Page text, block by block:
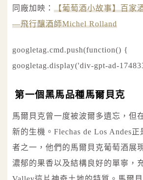
同廠加映： 【葡萄酒小故事】百家
—飛行釀酒師Michel Rolland
googletag.cmd.push(function() {
googletag.display('div-gpt-ad-
第一個黑馬品種馬爾貝克
馬爾貝克曾一度被波爾多遺忘，但
新的生機。Flechas de Los Andes
者之一，他們的馬爾貝克葡萄酒展
濃郁的果香以及結構良好的單寧，